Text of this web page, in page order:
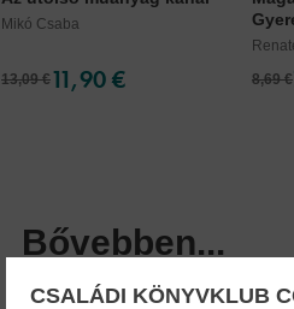
Mikó Csaba
13,09 €11,90 €
8,69 €
Bővebben...
CSALÁDI KÖNYVKLUB